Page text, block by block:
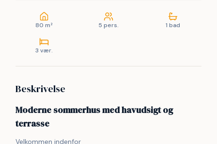
80 m² 5 pers. 1 bad
3 vær.
Beskrivelse
Moderne sommerhus med havudsigt og
terrasse
Velkommen indenfor